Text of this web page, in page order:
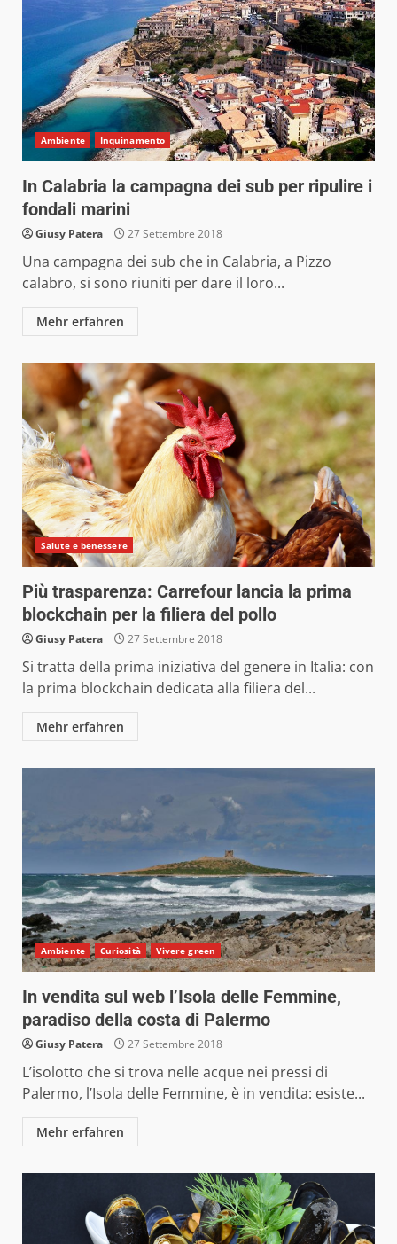
Ambiente Inquinamento
In Calabria la campagna dei sub per ripulire i
fondali marini
Giusy Patera 27 Settembre 2018
Una campagna dei sub che in Calabria, a Pizzo
calabro, si sono riuniti per dare il loro...
Mehr erfahren
Salute e benessere
Più trasparenza: Carrefour lancia la prima
blockchain per la filiera del pollo
Giusy Patera 27 Settembre 2018
Si tratta della prima iniziativa del genere in Italia: con
la prima blockchain dedicata alla filiera del...
Mehr erfahren
Ambiente Curiosità Vivere green
In vendita sul web l’Isola delle Femmine,
paradiso della costa di Palermo
Giusy Patera 27 Settembre 2018
L’isolotto che si trova nelle acque nei pressi di
Palermo, l’Isola delle Femmine, è in vendita: esiste...
Mehr erfahren